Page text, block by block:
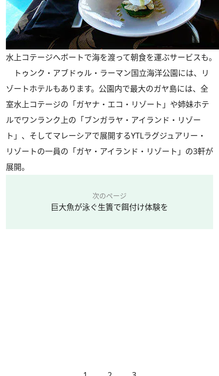
水上コテージへボートで海を渡って朝食を運ぶサービスも。
トゥンク・アブドゥル・ラーマン国立海洋公園には、リ
ゾートホテルもあります。公園内で最大のガヤ島には、全
室水上コテージの「ガヤナ・エコ・リゾート」や姉妹ホテ
ルでワンランク上の「ブンガラヤ・アイランド・リゾー
ト」、そしてマレーシアで展開するYTLラグジュアリー・
リゾートの一員の「ガヤ・アイランド・リゾート」の3軒が
展開。
次のページ
巨大魚が泳ぐ生簀で餌付け体験を